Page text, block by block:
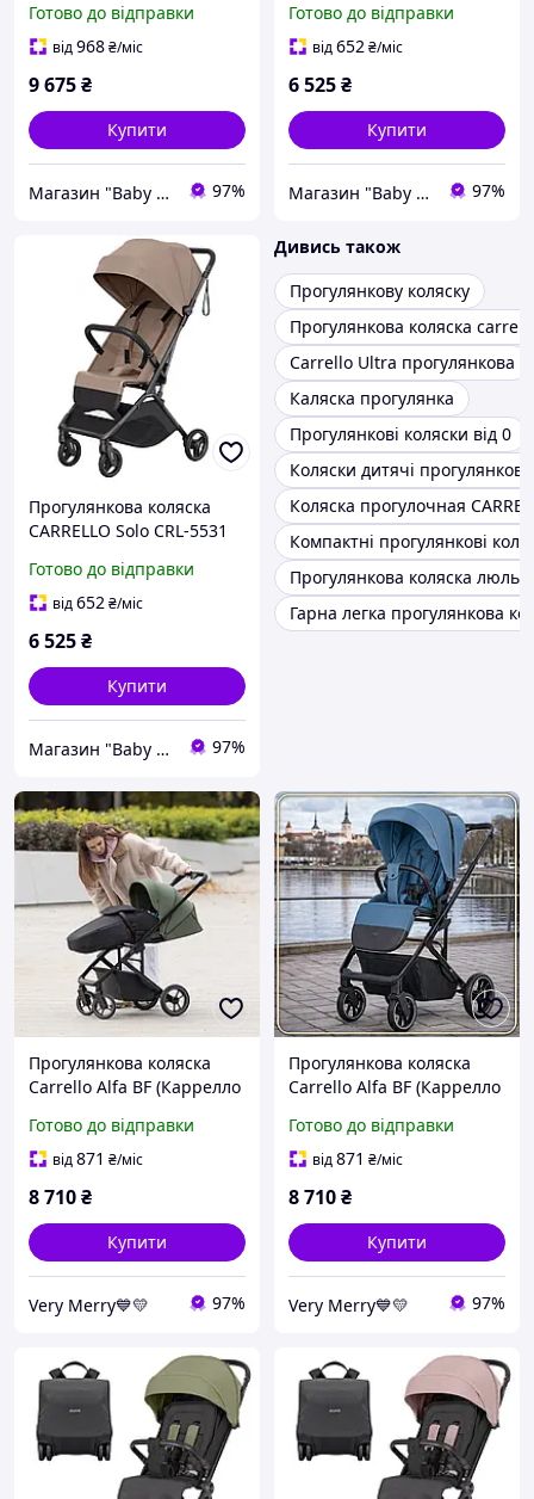
реверсивним блоком та
карбоновою рамою до 22
Готово до відправки
від968₴/міс
9 675₴
Купити
Магазин "Baby Comfort" 97%
ультралегка з
карбоновою рамою
Готово до відправки
від652₴/міс
6 525₴
Купити
Магазин "Baby Comfort" 97%
Прогулянкова коляска
CARRELLO Solo CRL-5531
з карбоновою рамою
Готово до відправки
від652₴/міс
6 525₴
Купити
Магазин "Baby Comfort" 97%
Дивись також
Прогулянкову коляску
Прогулянкова коляска
Carrello Ultra прогулянкова
Каляска прогулянка
Прогулянкові коляски від 0
Коляски дитячі прогулянкові
Коляска прогулочная
Компактні прогулянкові
Прогулянкова коляска
Гарна легка прогулянкова
Прогулянкова коляска
Carrello Alfa BF (Каррелло
Green (зелений колір)
Готово до відправки
від871 ₴/міс
8 710₴
Купити
Very Merry💙💛 97%
Прогулянкова коляска
Carrello Alfa BF (Каррелло
Blue (синій колір)
Готово до відправки
від871 ₴/міс
8 710₴
Купити
Very Merry💙💛 97%